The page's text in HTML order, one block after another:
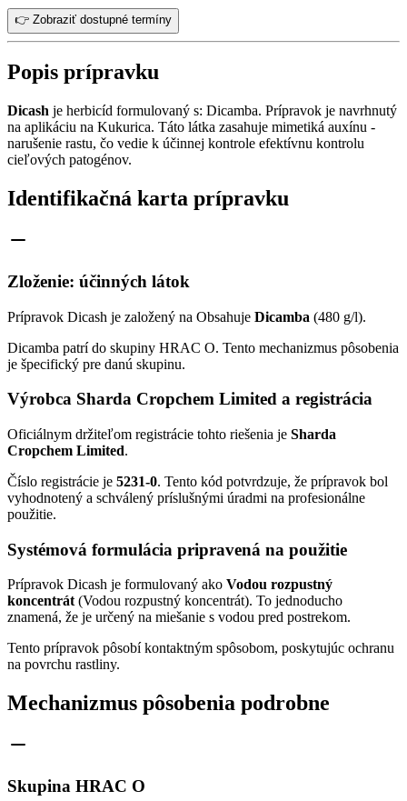
👉 Zobraziť dostupné termíny
Popis prípravku
Dicash je herbicíd formulovaný s: Dicamba. Prípravok je navrhnutý
na aplikáciu na Kukurica. Táto látka zasahuje mimetiká auxínu -
narušenie rastu, čo vedie k účinnej kontrole efektívnu kontrolu
cieľových patogénov.
Identifikačná karta prípravku
Zloženie: účinných látok
Prípravok Dicash je založený na Obsahuje Dicamba (480 g/l).
Dicamba patrí do skupiny HRAC O. Tento mechanizmus pôsobenia
je špecifický pre danú skupinu.
Výrobca Sharda Cropchem Limited a registrácia
Oficiálnym držiteľom registrácie tohto riešenia je Sharda
Cropchem Limited.
Číslo registrácie je 5231-0. Tento kód potvrdzuje, že prípravok bol
vyhodnotený a schválený príslušnými úradmi na profesionálne
použitie.
Systémová formulácia pripravená na použitie
Prípravok Dicash je formulovaný ako Vodou rozpustný
koncentrát(Vodou rozpustný koncentrát). To jednoducho
znamená, že je určený na miešanie s vodou pred postrekom.
Tento prípravok pôsobí kontaktným spôsobom, poskytujúc ochranu
na povrchu rastliny.
Mechanizmus pôsobenia podrobne
Skupina HRAC O